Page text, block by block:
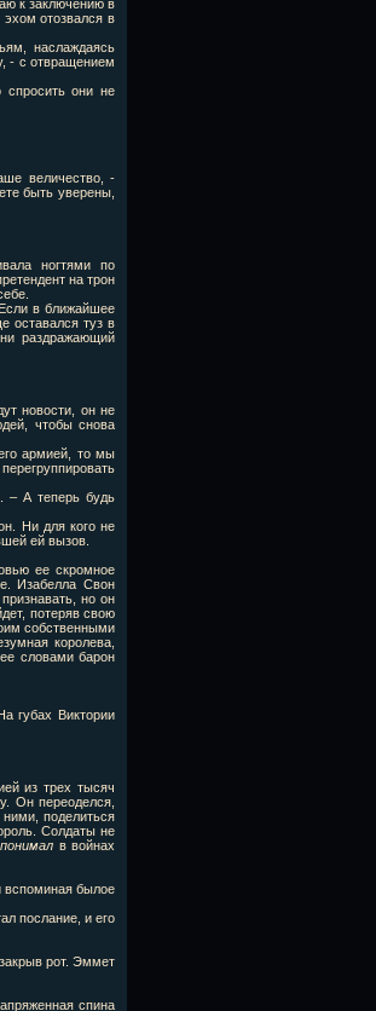
к заключению в
отозвался в
наслаждаясь
- с отвращением
спросить они не
величество, -
быть уверены,
ногтями по
на трон
в ближайшее
оставался туз в
раздражающий
новости, он не
чтобы снова
армией, то мы
– А теперь будь
Ни для кого не
ей вызов.
ее скромное
Изабелла Свон
но он
потеряв свою
собственными
королева,
словами барон
губах Виктории
из трех тысяч
Он переоделся,
поделиться
Солдаты не
понимал в войнах
вспоминая былое
послание, и его
рот. Эммет
спина